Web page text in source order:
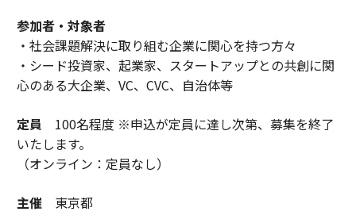
参加者・対象者
・社会課題解決に取り組む企業に関心を持つ方々
・シード投資家、起業家、スタートアップとの共創に関
心のある大企業、VC、CVC、自治体等
定員 100名程度 ※申込が定員に達し次第、募集を終了
いたします。
（オンライン：定員なし）
主催東京都